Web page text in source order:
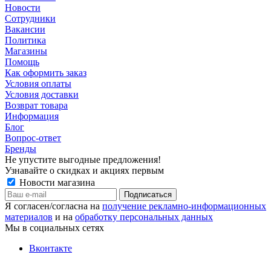
Новости
Сотрудники
Вакансии
Политика
Магазины
Помощь
Как оформить заказ
Условия оплаты
Условия доставки
Возврат товара
Информация
Блог
Вопрос-ответ
Бренды
Не упустите выгодные предложения!
Узнавайте о скидках и акциях первым
Новости магазина
Я согласен/согласна на получение рекламно-информационных
материалов и на обработку персональных данных
Мы в социальных сетях
Вконтакте